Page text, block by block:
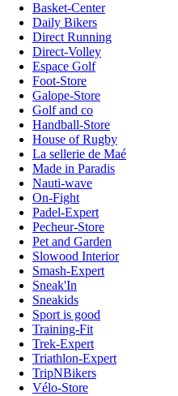
Basket-Center
Daily Bikers
Direct Running
Direct-Volley
Espace Golf
Foot-Store
Galope-Store
Golf and co
Handball-Store
House of Rugby
La sellerie de Maé
Made in Paradis
Nauti-wave
On-Fight
Padel-Expert
Pecheur-Store
Pet and Garden
Slowood Interior
Smash-Expert
Sneak'In
Sneakids
Sport is good
Training-Fit
Trek-Expert
Triathlon-Expert
TripNBikers
Vélo-Store